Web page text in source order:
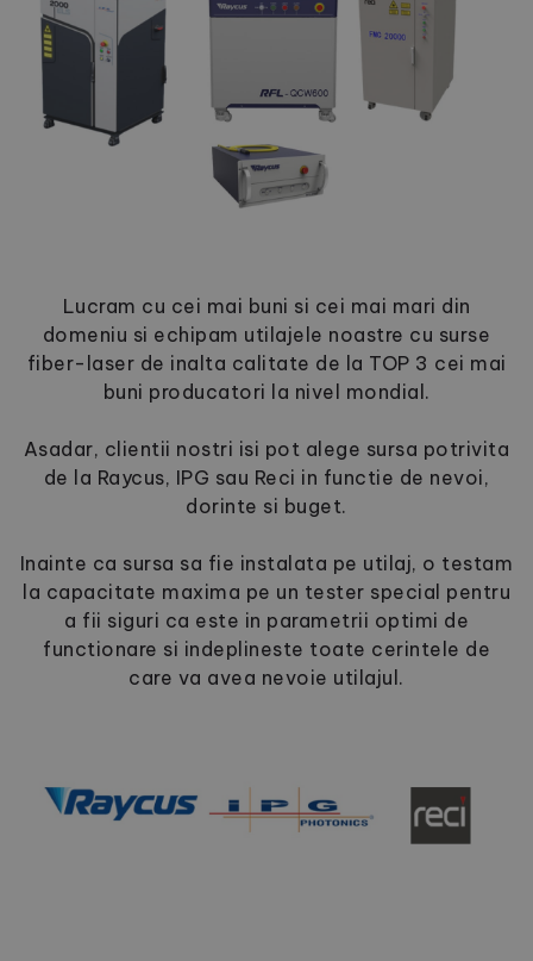
Lucram cu cei mai buni si cei mai mari din
domeniu si echipam utilajele noastre cu surse
fiber-laser de inalta calitate de la TOP 3 cei mai
buni producatori la nivel mondial.
Asadar, clientii nostri isi pot alege sursa potrivita
de la Raycus, IPG sau Reci in functie de nevoi,
dorinte si buget.
Inainte ca sursa sa fie instalata pe utilaj, o testam
la capacitate maxima pe un tester special pentru
a fii siguri ca este in parametrii optimi de
functionare si indeplineste toate cerintele de
care va avea nevoie utilajul.